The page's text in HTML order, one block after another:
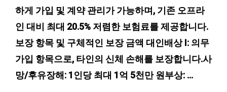
하게 가입 및 계약 관리가 가능하며, 기존 오프라
인 대비 최대 20.5% 저렴한 보험료를 제공합니다.
보장 항목 및 구체적인 보장 금액 대인배상 I: 의무
가입 항목으로, 타인의 신체 손해를 보장합니다.사
망/후유장해: 1인당 최대 1억 5천만 원부상: …